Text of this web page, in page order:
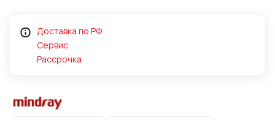
Доставка по РФ
Сервис
Рассрочка